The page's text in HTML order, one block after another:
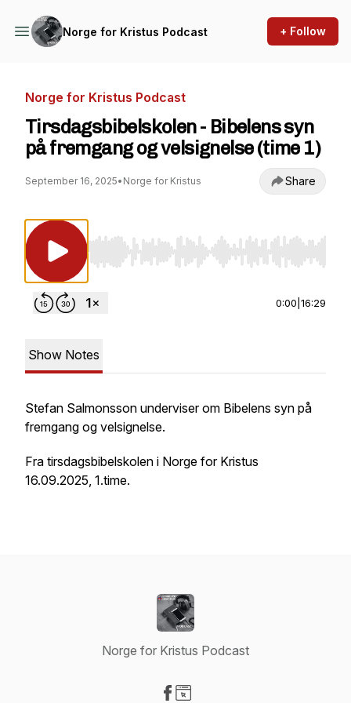
Norge for Kristus Podcast + Follow
Norge for Kristus Podcast
Tirsdagsbibelskolen - Bibelens syn
på fremgang og velsignelse (time 1)
September 16, 2025• Norge for Kristus Share
Use Left/Right to seek, Home/End to jump to
0:00 16:29
Show Notes
Stefan Salmonsson underviser om Bibelens syn på
fremgang og velsignelse.
Fra tirsdagsbibelskolen i Norge for Kristus
16.09.2025, 1.time.
Norge for Kristus Podcast